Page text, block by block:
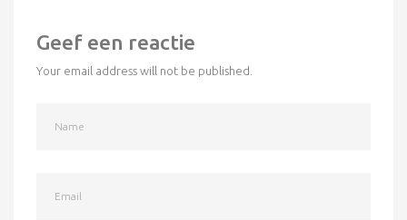
Geef een reactie
Your email address will not be published.